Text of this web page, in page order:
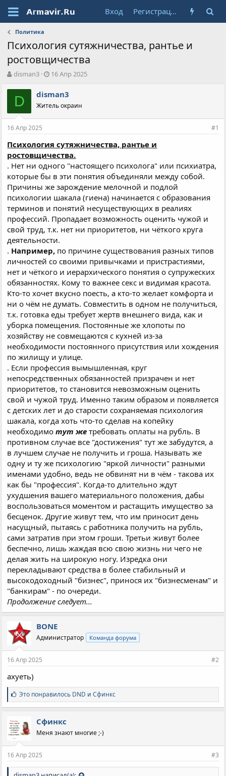
Вход Регистрация
Политика
Психология сутяжничества, рантье и
ростовщичества
А
т
т
е
ы
disman3
Д
т
н
а
л
а
16 Апр 2025
D disman3
Житель окраин
16 Апр 2025 #1
Психология сутяжничества, рантье и
ростовщичества.
. Нет ни одного "настоящего психолога" или психиатра,
которые бы в эти понятия объединяли между собой.
Причины же зарождение мелочной и подлой
психологии шакала (гиена) начинается с образования
терминов и понятий несуществующих в реалиях
профессий. Пропадает возможность оценить чужой и
свой труд, т.к. нет ни приоритетов, ни чёткого круга
деятельности.
. Например, по причине существования разных типов
личностей со своими привычками и пристрастиями,
нет и чёткого и иерархического понятия о супружеских
обязанностях. Кому то важнее секс и видимая красота.
Кто-то хочет вкусно поесть, а кто-то желает комфорта и
ни о чём не думать. Совместить в одном не получиться,
т.к. готовка еды требует жертв внешнего вида, как и
уборка помещения. Постоянные же хлопоты по
хозяйству не совмещаются с кухней из-за
необходимости постоянного присутствия или хождения
по жилищу и улице.
. Если профессия вымышленная, круг
непосредственных обязанностей призрачен и нет
приоритетов, то становится невозможным оценить
свой и чужой труд. Именно таким образом и появляется
с детских лет и до старости сохраняемая психология
шакала, когда хоть что-то сделав на копейку
необходимотут же требовать оплаты на рубль. В
противном случае все "достижения" тут же забудутся, а
в лучшем случае не получить и гроша. Называть же
одну и ту же психологию "яркой личности" разными
именами удобно, ведь не обвинят ни в чём - такова их
как бы "профессия". Когда-то длительно ждут
ухудшения вашего материального положения, дабы
воспользоваться моментом и растащить имущество за
бесценок. Другие живут тем, что им приносит день
насущный, пытаясь с работника получить на рубль,
сами затратив при этом гроши. Третьи живут более
беспечно, лишь жаждая всю свою жизнь ни чего не
делая жить на широкую ногу. Изредка они
перекладывают средства в более стабильный и
высокодоходный "бизнес", принося их "бизнесменам" и
"банкирам" - по очереди.
Продолжение следует...
BONE
Администратор Команда форума
16 Апр 2025 #2
ахуеть)
С
и
м
а
т
и
:
Это понравилось DND иСфинкс
Сфинкс
Меня знают многие ;-)
16 Апр 2025 #3